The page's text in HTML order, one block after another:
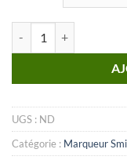
UGS : ND
Catégorie : Marqueur